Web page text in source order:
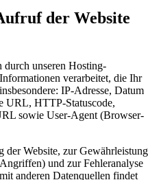
der Website
unseren Hosting-
verarbeitet, die Ihr
IP-Adresse, Datum
URL, HTTP-Statuscode,
sowie User-Agent (Browser-
der Website, zur Gewährleistung
und zur Fehleranalyse
anderen Datenquellen findet